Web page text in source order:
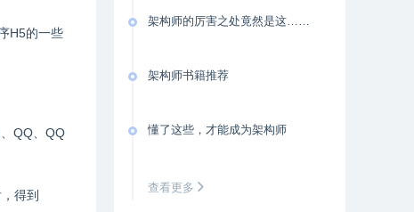
H5的一些
QQ、QQ
得到
架构师的厉害之处竟然是这……
架构师书籍推荐
懂了这些，才能成为架构师
查看更多